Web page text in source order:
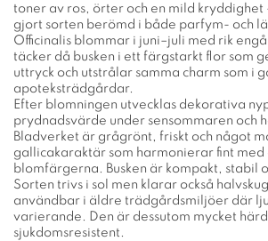
toner av ros, örter och en mild
gjort sorten berömd i både parfym- och
Officinalis blommar i juni–juli med rik
täcker då busken i ett färgstarkt flor som
uttryck och utstrålar samma charm som i
apoteksträdgårdar.
Efter blomningen utvecklas dekorativa
prydnadsvärde under sensommaren och
Bladverket är grågrönt, friskt och något
gallicakaraktär som harmonierar fint med
blomfärgerna. Busken är kompakt, stabil
Sorten trivs i sol men klarar också
användbar i äldre trädgårdsmiljöer där
varierande. Den är dessutom mycket
sjukdomsresistent.